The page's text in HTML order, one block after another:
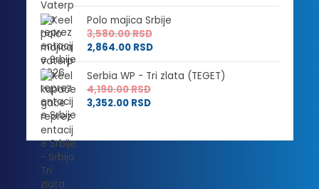
Polo majica Srbije
3,580.00RSD
2,864.00 RSD
Serbia WP - Tri zlata (TEGET)
4,190.00RSD
3,352.00 RSD